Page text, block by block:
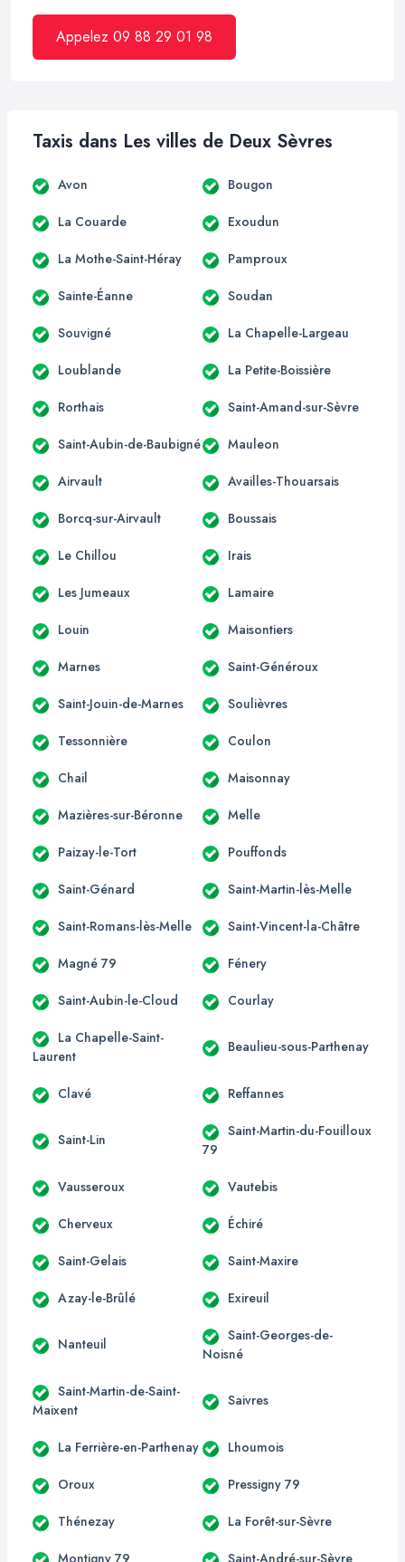
Appelez 09 88 29 01 98
Taxis dans Les villes de Deux Sèvres
Avon Bougon
La Couarde Exoudun
La Mothe-Saint-Héray Pamproux
Sainte-Éanne Soudan
Souvigné La Chapelle-Largeau
Loublande La Petite-Boissière
Rorthais Saint-Amand-sur-Sèvre
Saint-Aubin-de-Baubigné Mauleon
Airvault Availles-Thouarsais
Borcq-sur-Airvault Boussais
Le Chillou Irais
Les Jumeaux Lamaire
Louin Maisontiers
Marnes Saint-Généroux
Saint-Jouin-de-Marnes Soulièvres
Tessonnière Coulon
Chail Maisonnay
Mazières-sur-Béronne Melle
Paizay-le-Tort Pouffonds
Saint-Génard Saint-Martin-lès-Melle
Saint-Romans-lès-Melle Saint-Vincent-la-Châtre
Magné 79 Fénery
Saint-Aubin-le-Cloud Courlay
La Chapelle-Saint-
Laurent
Beaulieu-sous-Parthenay
Clavé Reffannes
Saint-Lin
Saint-Martin-du-Fouilloux
79
Vausseroux Vautebis
Cherveux Échiré
Saint-Gelais Saint-Maxire
Azay-le-Brûlé Exireuil
Nanteuil
Saint-Georges-de-
Noisné
Saint-Martin-de-Saint-
Maixent
Saivres
La Ferrière-en-Parthenay Lhoumois
Oroux Pressigny 79
Thénezay La Forêt-sur-Sèvre
Montigny 79 Saint-André-sur-Sèvre